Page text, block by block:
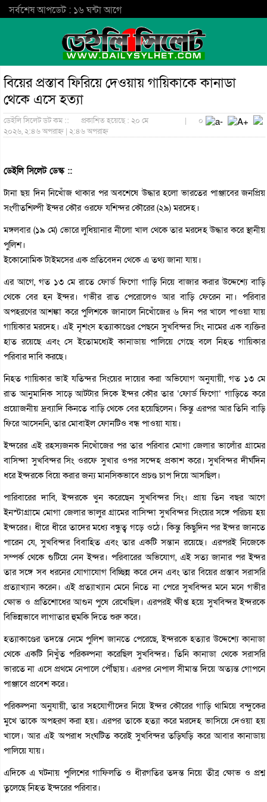
সর্বশেষ আপডেট : ১৬ ঘন্টা আগে
বিয়ের প্রস্তাব ফিরিয়ে দেওয়ায় গায়িকাকে কানাডা
থেকে এসে হত্যা
ডেইলি সিলেট ডট কম ::
প্রকাশিত হয়েছে : ২০ মে
২০২৬, ২:৪৬ অপরাহ্ন | ২:৪৬ অপরাহ্ন
| ০
ডেইলি সিলেট ডেস্ক ::
টানা ছয় দিন নিখোঁজ থাকার পর অবশেষে উদ্ধার হলো ভারতের পাঞ্জাবের জনপ্রিয়
সংগীতশিল্পী ইন্দর কৌর ওরফে যশিন্দর কৌরের (২৯) মরদেহ।
মঙ্গলবার (১৯ মে) ভোরে লুধিয়ানার নীলো খাল থেকে তার মরদেহ উদ্ধার করে স্থানীয়
পুলিশ।
ইকোনোমিক টাইমসের এক প্রতিবেদন থেকে এ তথ্য জানা যায়।
এর আগে, গত ১৩ মে রাতে ফোর্ড ফিগো গাড়ি নিয়ে বাজার করার উদ্দেশ্যে বাড়ি
থেকে বের হন ইন্দর। গভীর রাত পেরোলেও আর বাড়ি ফেরেন না। পরিবার
অপহরণের আশঙ্কা করে পুলিশকে জানালে নিখোঁজের ৬ দিন পর খালে পাওয়া যায়
গায়িকার মরদেহ। এই নৃশংস হত্যাকাণ্ডের পেছনে সুখবিন্দর সিং নামের এক ব্যক্তির
হাত রয়েছে এবং সে ইতোমধ্যেই কানাডায় পালিয়ে গেছে বলে নিহত গায়িকার
পরিবার দাবি করছে।
নিহত গায়িকার ভাই যতিন্দর সিংয়ের দায়ের করা অভিযোগ অনুযায়ী, গত ১৩ মে
রাত আনুমানিক সাড়ে আটটার দিকে ইন্দর কৌর তার ‘ফোর্ড ফিগো’ গাড়িতে করে
প্রয়োজনীয় দ্রব্যাদি কিনতে বাড়ি থেকে বের হয়েছিলেন। কিন্তু এরপর আর তিনি বাড়ি
ফিরে আসেননি, তার মোবাইল ফোনটিও বন্ধ পাওয়া যায়।
ইন্দরের এই রহস্যজনক নিখোঁজের পর তার পরিবার মোগা জেলার ভালোঁর গ্রামের
বাসিন্দা সুখবিন্দর সিং ওরফে সুখার ওপর সন্দেহ প্রকাশ করে। সুখবিন্দর দীর্ঘদিন
ধরে ইন্দরকে বিয়ে করার জন্য মানসিকভাবে প্রচণ্ড চাপ দিয়ে আসছিল।
পারিবারের দাবি, ইন্দরকে খুন করেছেন সুখবিন্দর সিং। প্রায় তিন বছর আগে
ইনস্টাগ্রামে মোগা জেলার ভালুর গ্রামের বাসিন্দা সুখবিন্দর সিংয়ের সঙ্গে পরিচয় হয়
ইন্দরের। ধীরে ধীরে তাদের মধ্যে বন্ধুত্ব গড়ে ওঠে। কিন্তু কিছুদিন পর ইন্দর জানতে
পারেন যে, সুখবিন্দর বিবাহিত এবং তার একটি সন্তান রয়েছে। এরপরই নিজেকে
সম্পর্ক থেকে গুটিয়ে নেন ইন্দর। পরিবারের অভিযোগ, এই সত্য জানার পর ইন্দর
তার সঙ্গে সব ধরনের যোগাযোগ বিচ্ছিন্ন করে দেন এবং তার বিয়ের প্রস্তাব সরাসরি
প্রত্যাখ্যান করেন। এই প্রত্যাখ্যান মেনে নিতে না পেরে সুখবিন্দর মনে মনে গভীর
ক্ষোভ ও প্রতিশোধের আগুন পুষে রেখেছিল। এরপরই ক্ষীপ্ত হয়ে সুখবিন্দর ইন্দরকে
বিভিন্নভাবে লাগাতার হুমকি দিতে শুরু করে।
হত্যাকাণ্ডের তদন্তে নেমে পুলিশ জানতে পেরেছে, ইন্দরকে হত্যার উদ্দেশ্যে কানাডা
থেকে একটি নিখুঁত পরিকল্পনা করেছিল সুখবিন্দর। তিনি কানাডা থেকে সরাসরি
ভারতে না এসে প্রথমে নেপালে পৌঁছায়। এরপর নেপাল সীমান্ত দিয়ে অত্যন্ত গোপনে
পাঞ্জাবে প্রবেশ করে।
পরিকল্পনা অনুযায়ী, তার সহযোগীদের নিয়ে ইন্দর কৌরের গাড়ি থামিয়ে বন্দুকের
মুখে তাকে অপহরণ করা হয়। এরপর তাকে হত্যা করে মরদেহ ভাসিয়ে দেওয়া হয়
খালে। আর এই অপরাধ সংঘটিত করেই সুখবিন্দর তড়িঘড়ি করে আবার কানাডায়
পালিয়ে যায়।
এদিকে এ ঘটনায় পুলিশের গাফিলতি ও ধীরগতির তদন্ত নিয়ে তীব্র ক্ষোভ ও প্রশ্ন
তুলেছে নিহত ইন্দরের পরিবার।